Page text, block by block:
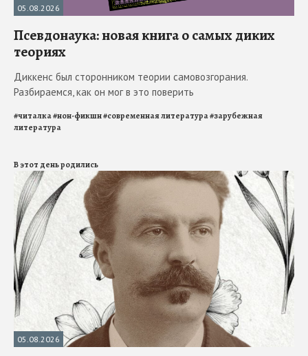
05.08.2026
Псевдонаука: новая книга о самых диких
теориях
Диккенс был сторонником теории самовозгорания.
Разбираемся, как он мог в это поверить
#читалка#нон-фикшн#современная литература#зарубежная
литература
В этот день родились
05.08.2026